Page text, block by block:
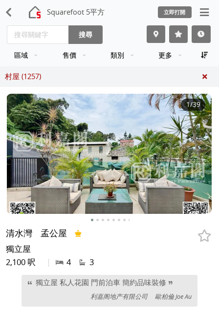
Squarefoot 5平方 立即打開
搜尋
區域 售價 類別 更多
村屋 (1257)
1/39
清水灣 孟公屋
獨立屋
2,100 呎
| 4 3
獨立屋 私人花園 門前泊車 簡約品味裝修
利嘉阁地产有限公司 歐柏倫 Joe Au